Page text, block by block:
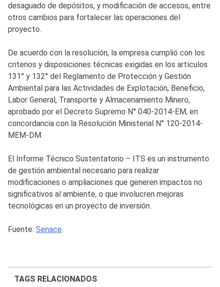
desaguado de depósitos, y modificación de accesos, entre
otros cambios para fortalecer las operaciones del
proyecto.
De acuerdo con la resolución, la empresa cumplió con los
criterios y disposiciones técnicas exigidas en los artículos
131° y 132° del Reglamento de Protección y Gestión
Ambiental para las Actividades de Explotación, Beneficio,
Labor General, Transporte y Almacenamiento Minero,
aprobado por el Decreto Supremo N° 040-2014-EM, en
concordancia con la Resolución Ministerial N° 120-2014-
MEM-DM.
El Informe Técnico Sustentatorio – ITS es un instrumento
de gestión ambiental necesario para realizar
modificaciones o ampliaciones que generen impactos no
significativos al ambiente, o que involucren mejoras
tecnológicas en un proyecto de inversión.
Fuente: Senace.
TAGS RELACIONADOS